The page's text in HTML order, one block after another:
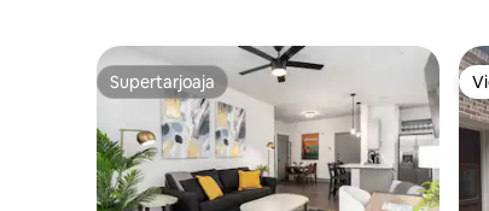
Supertarjoaja
Supertarjoaja